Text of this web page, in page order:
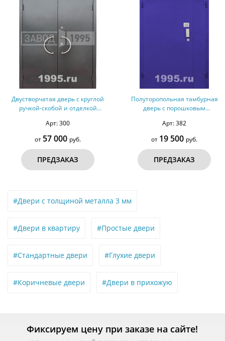
Двустворчатая дверь с круглой
ручкой-скобой и отделкой
сторон
Арт: 300
от57 000руб.
ПРЕДЗАКАЗ
Полуторопольная тамбурная
дверь с порошковым
Арт: 382
от19 500руб.
ПРЕДЗАКАЗ
#Двери с толщиной металла 3 мм
#Двери в квартиру #Простые двери
#Стандартные двери #Глухие двери
#Коричневые двери #Двери в прихожую
Фиксируем цену при заказе на сайте!